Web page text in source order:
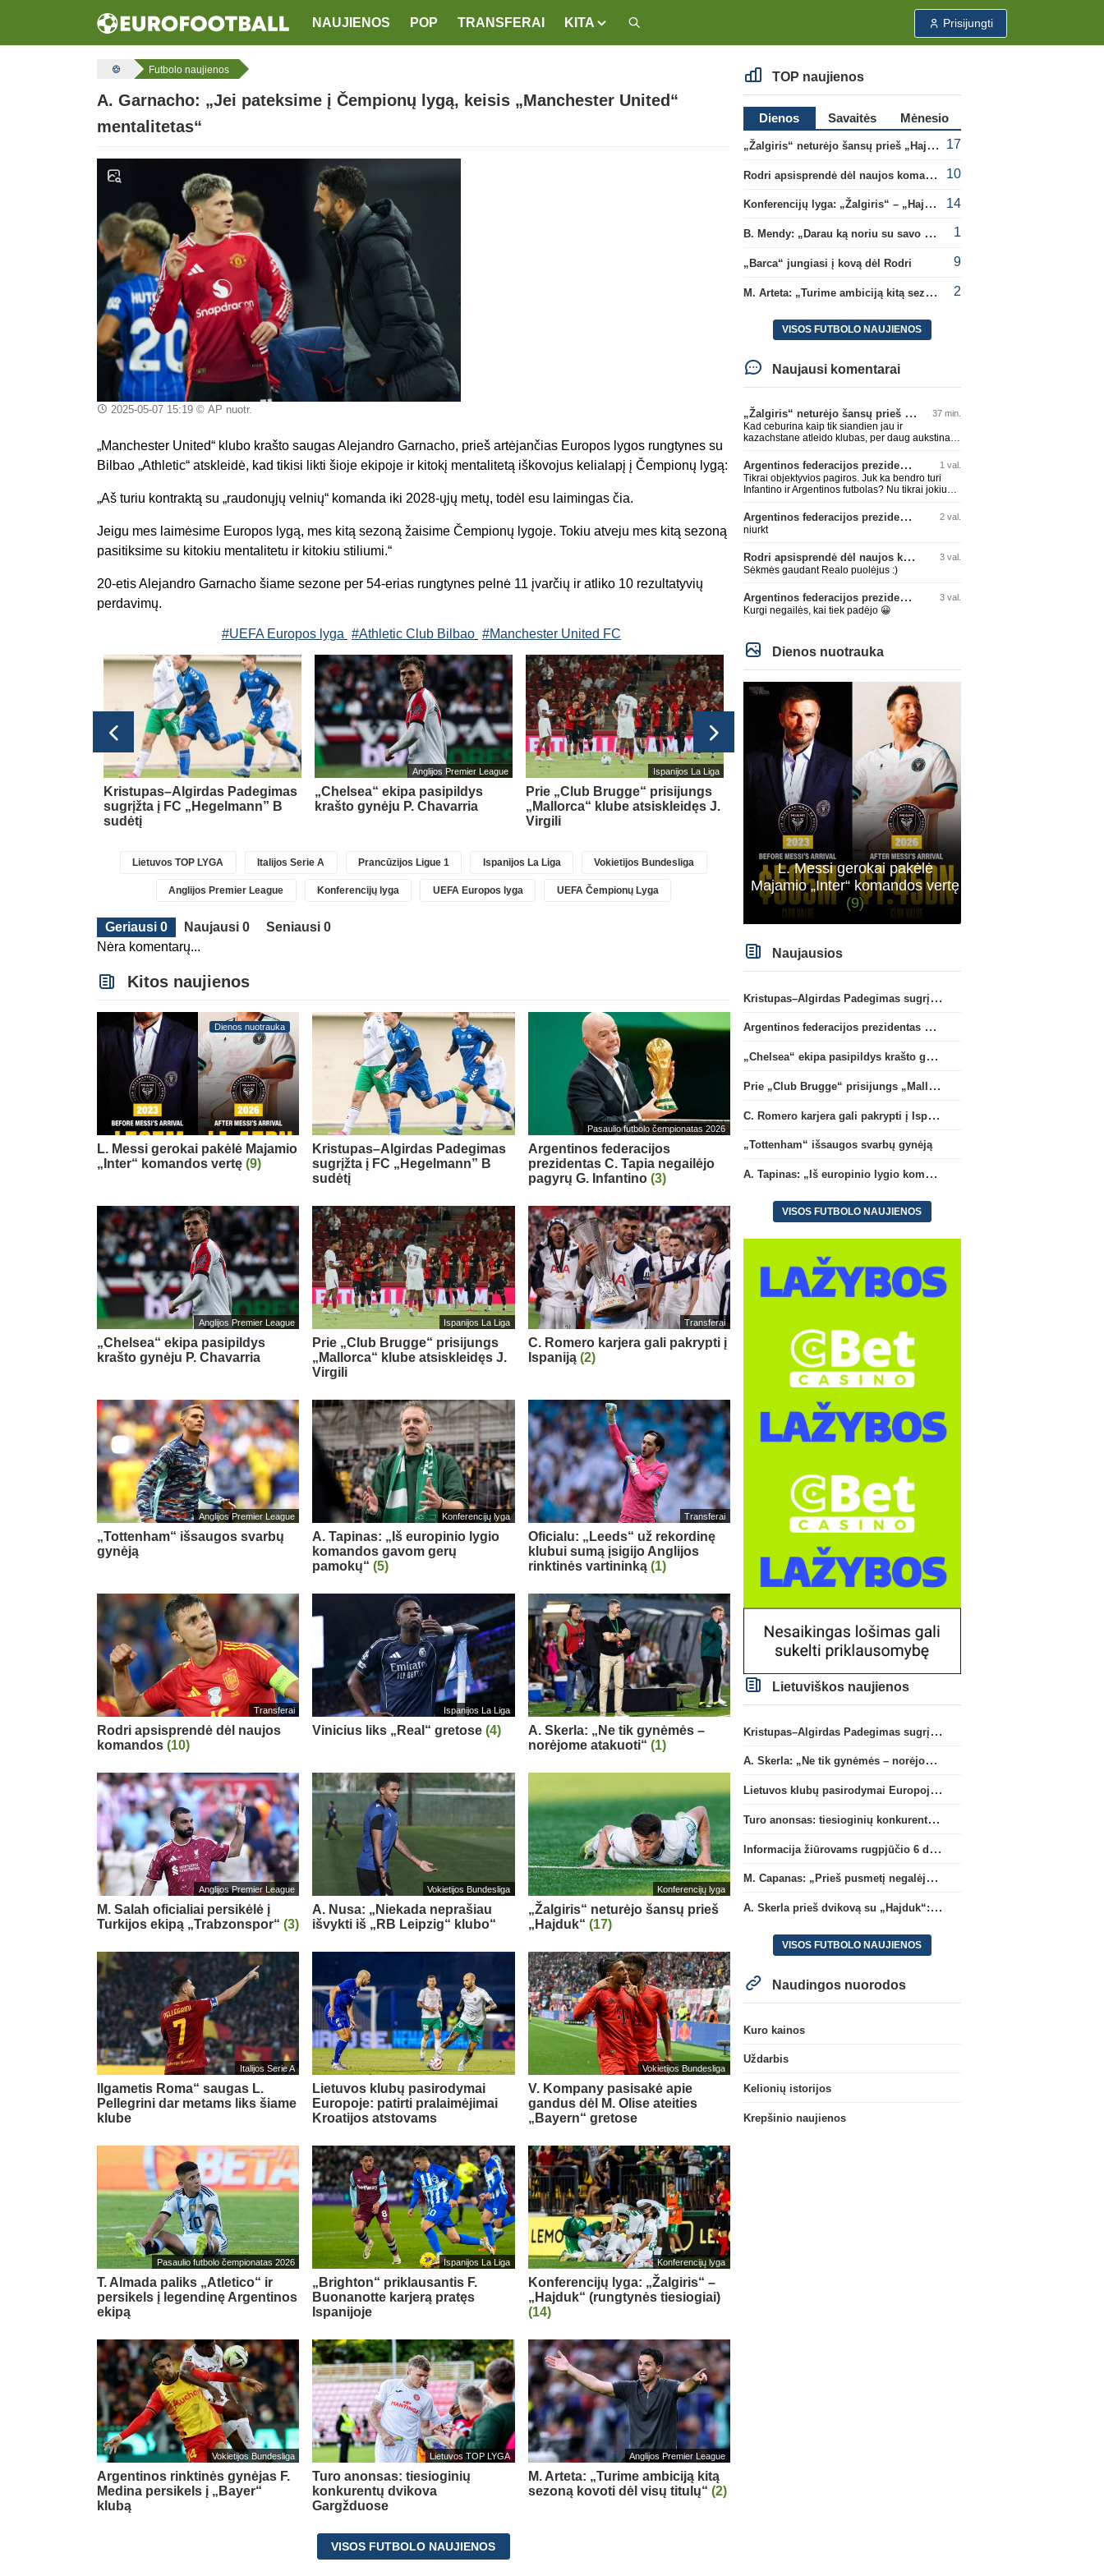
NAUJIENOS POP TRANSFERAI KITA Prisijungti
Futbolo naujienos
A. Garnacho: „Jei pateksime į Čempionų lygą, keisis „Manchester United“
mentalitetas“
2025-05-07 15:19© AP nuotr.
„Manchester United“ klubo krašto saugas Alejandro Garnacho, prieš artėjančias Europos lygos rungtynes su
Bilbao „Athletic“ atskleidė, kad tikisi likti šioje ekipoje ir kitokį mentalitetą iškovojus kelialapį į Čempionų lygą:
„Aš turiu kontraktą su „raudonųjų velnių“ komanda iki 2028-ųjų metų, todėl esu laimingas čia.
Jeigu mes laimėsime Europos lygą, mes kitą sezoną žaisime Čempionų lygoje. Tokiu atveju mes kitą sezoną
pasitiksime su kitokiu mentalitetu ir kitokiu stiliumi.“
20-etis Alejandro Garnacho šiame sezone per 54-erias rungtynes pelnė 11 įvarčių ir atliko 10 rezultatyvių
perdavimų.
#UEFA Europos lyga #Athletic Club Bilbao #Manchester United FC
Kristupas–Algirdas Padegimas
sugrįžta į FC „Hegelmann” B
sudėtį
Anglijos Premier League
„Chelsea“ ekipa pasipildys
krašto gynėju P. Chavarria
Ispanijos La Liga
Prie „Club Brugge“ prisijungs
„Mallorca“ klube atsiskleidęs J.
Virgili
Transferai
C. Romero karjera gali pakrypti
į Ispaniją(2)
„Tottenham“ išsaugos
gynėją
Lietuvos TOP LYGA Italijos Serie A Prancūzijos Ligue 1 Ispanijos La Liga Vokietijos Bundesliga
Anglijos Premier League Konferencijų lyga UEFA Europos lyga UEFA Čempionų Lyga
Geriausi 0 Naujausi 0
Seniausi 0
Nėra komentarų...
Kitos naujienos
Dienos nuotrauka
L. Messi gerokai pakėlė Majamio
„Inter“ komandos vertę (9)
Kristupas–Algirdas Padegimas
sugrįžta į FC „Hegelmann” B
sudėtį
Pasaulio futbolo čempionatas 2026
Argentinos federacijos
prezidentas C. Tapia negailėjo
pagyrų G. Infantino (3)
Anglijos Premier League
„Chelsea“ ekipa pasipildys
krašto gynėju P. Chavarria
Ispanijos La Liga
Prie „Club Brugge“ prisijungs
„Mallorca“ klube atsiskleidęs J.
Virgili
Transferai
C. Romero karjera gali pakrypti į
Ispaniją (2)
Anglijos Premier League
„Tottenham“ išsaugos svarbų
gynėją
Konferencijų lyga
A. Tapinas: „Iš europinio lygio
komandos gavom gerų
pamokų“(5)
Transferai
Oficialu: „Leeds“ už rekordinę
klubui sumą įsigijo Anglijos
rinktinės vartininką (1)
Transferai
Rodri apsisprendė dėl naujos
komandos (10)
Ispanijos La Liga
Vinicius liks „Real“ gretose(4)
A. Skerla: „Ne tik gynėmės –
norėjome atakuoti“ (1)
Anglijos Premier League
M. Salah oficialiai persikėlė į
Turkijos ekipą „Trabzonspor“ (3)
Vokietijos Bundesliga
A. Nusa: „Niekada neprašiau
išvykti iš „RB Leipzig“ klubo“
Konferencijų lyga
„Žalgiris“ neturėjo šansų prieš
„Hajduk“ (17)
Italijos Serie A
Ilgametis Roma“ saugas L.
Pellegrini dar metams liks šiame
klube
Lietuvos klubų pasirodymai
Europoje: patirti pralaimėjimai
Kroatijos atstovams
Vokietijos Bundesliga
V. Kompany pasisakė apie
gandus dėl M. Olise ateities
„Bayern“ gretose
Pasaulio futbolo čempionatas 2026
T. Almada paliks „Atletico“ ir
persikels į legendinę Argentinos
ekipą
Ispanijos La Liga
„Brighton“ priklausantis F.
Buonanotte karjerą pratęs
Ispanijoje
Konferencijų lyga
Konferencijų lyga: „Žalgiris“ –
„Hajduk“ (rungtynės tiesiogiai)
(14)
Vokietijos Bundesliga
Argentinos rinktinės gynėjas F.
Medina persikels į „Bayer“
klubą
Lietuvos TOP LYGA
Turo anonsas: tiesioginių
konkurentų dvikova
Gargžduose
Anglijos Premier League
M. Arteta: „Turime ambiciją kitą
sezoną kovoti dėl visų titulų“ (2)
VISOS FUTBOLO NAUJIENOS
TOP naujienos
Dienos Savaitės
Mėnesio
„Žalgiris“ neturėjo šansų prieš „Hajduk“
17
Rodri apsisprendė dėl naujos komandos 10
Konferencijų lyga: „Žalgiris“ – „Hajduk“ (rungtynės tiesiogiai) 14
B. Mendy: „Darau ką noriu su savo pasaulio čempionato titulu“ 1
„Barca“ jungiasi į kovą dėl Rodri 9
M. Arteta: „Turime ambiciją kitą sezoną kovoti dėl visų titulų“ 2
VISOS FUTBOLO NAUJIENOS
Naujausi komentarai
„Žalgiris“ neturėjo šansų prieš „Hajduk“ 37 min.
Kad ceburina kaip tik siandien jau ir
kazachstane atleido klubas, per daug aukstinat
Argentinos federacijos prezidentas C. Tapia negailėjo pagyrų G. Infantino 1 val.
Tikrai objektyvios pagiros. Juk ka bendro turi
Infantino ir Argentinos futbolas? Nu tikrai jokiu
Argentinos federacijos prezidentas C. Tapia negailėjo pagyrų G. Infantino 2 val.
niurkt
Rodri apsisprendė dėl naujos komandos 3 val.
Sėkmės gaudant Realo puolėjus :)
Argentinos federacijos prezidentas C. Tapia negailėjo pagyrų G. Infantino 3 val.
Kurgi negailės, kai tiek padėjo 😀
Dienos nuotrauka
L. Messi gerokai pakėlė
Majamio „Inter“ komandos vertę
(9)
Naujausios
Kristupas–Algirdas Padegimas sugrįžta į FC „Hegelmann” B sudėtį
Argentinos federacijos prezidentas C. Tapia negailėjo pagyrų G. Infantino
„Chelsea“ ekipa pasipildys krašto gynėju P. Chavarria
Prie „Club Brugge“ prisijungs „Mallorca“ klube atsiskleidęs J. Virgili
C. Romero karjera gali pakrypti į Ispaniją
„Tottenham“ išsaugos svarbų gynėją
A. Tapinas: „Iš europinio lygio komandos gavom gerų pamokų“
VISOS FUTBOLO NAUJIENOS
Lietuviškos naujienos
Kristupas–Algirdas Padegimas sugrįžta į FC „Hegelmann” B sudėtį
A. Skerla: „Ne tik gynėmės – norėjome atakuoti“
Lietuvos klubų pasirodymai Europoje: patirti pralaimėjimai Kroatijos atstovams
Turo anonsas: tiesioginių konkurentų dvikova Gargžduose
Informacija žiūrovams rugpjūčio 6 d. UEFA rungtynėms
M. Capanas: „Prieš pusmetį negalėjau net įsivaizduoti, kad žaisime prieš „Hajduk“
A. Skerla prieš dvikovą su „Hajduk“: „Tai kito kalibro komanda“
VISOS FUTBOLO NAUJIENOS
Naudingos nuorodos
Kuro kainos
Uždarbis
Kelionių istorijos
Krepšinio naujienos